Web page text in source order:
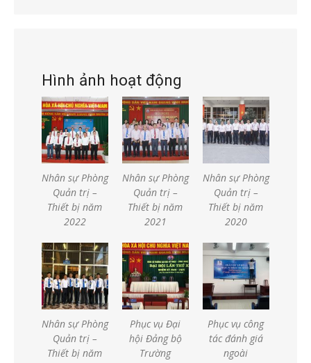
Hình ảnh hoạt động
Nhân sự Phòng
Quản trị –
Thiết bị năm
2022
Nhân sự Phòng
Quản trị –
Thiết bị năm
2021
Nhân sự Phòng
Quản trị –
Thiết bị năm
2020
Nhân sự Phòng
Quản trị –
Thiết bị năm
Phục vụ Đại
hội Đảng bộ
Trường
Phục vụ công
tác đánh giá
ngoài